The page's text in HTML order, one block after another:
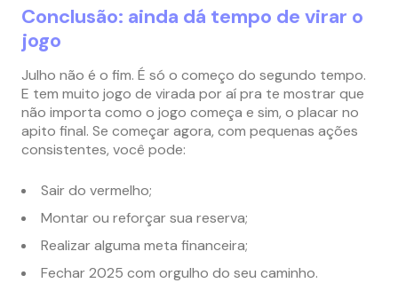
Conclusão: ainda dá tempo de virar o
jogo
Julho não é o fim. É só o começo do segundo tempo.
E tem muito jogo de virada por aí pra te mostrar que
não importa como o jogo começa e sim, o placar no
apito final. Se começar agora, com pequenas ações
consistentes, você pode:
Sair do vermelho;
Montar ou reforçar sua reserva;
Realizar alguma meta financeira;
Fechar 2025 com orgulho do seu caminho.